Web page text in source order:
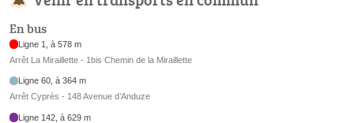
En bus
Ligne 1, à 578 m
Arrêt La Miraillette - 1bis Chemin de la Miraillette
Ligne 60, à 364 m
Arrêt Cyprès - 148 Avenue d’Anduze
Ligne 142, à 629 m